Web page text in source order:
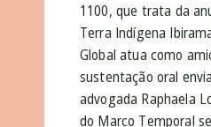
1100, que trata da
Terra Indígena
Global atua como
sustentação oral
advogada Raphaela
do Marco Temporal